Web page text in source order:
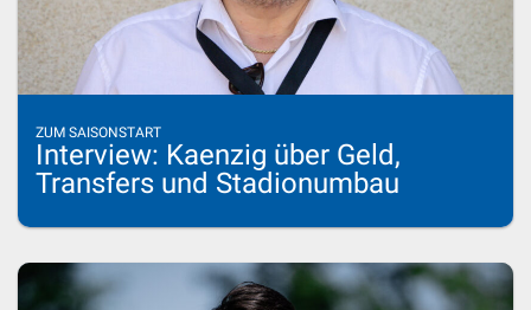
ZUM SAISONSTART
Interview: Kaenzig über Geld,
Transfers und Stadionumbau